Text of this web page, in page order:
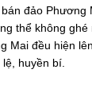
đảo Phương
thể không ghé
Mai đều hiện
huyền bí.